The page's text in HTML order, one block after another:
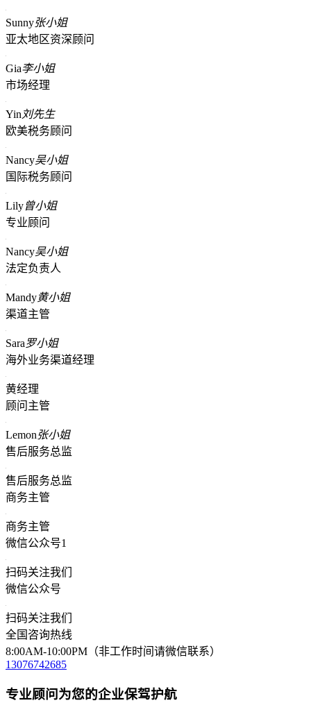
Sunny张小姐
亚太地区资深顾问
Gia李小姐
市场经理
Yin 刘先生
欧美税务顾问
Nancy吴小姐
国际税务顾问
Lily曾小姐
专业顾问
Nancy吴小姐
法定负责人
Mandy黄小姐
渠道主管
Sara罗小姐
海外业务渠道经理
黄经理
顾问主管
Lemon张小姐
售后服务总监
售后服务总监
商务主管
商务主管
微信公众号1
扫码关注我们
微信公众号
扫码关注我们
全国咨询热线
8:00AM-10:00PM（非工作时间请微信联系）
13076742685
专业顾问为您的企业保驾护航